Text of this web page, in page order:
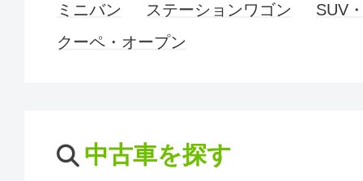
ミニバン
ステーションワゴン
SUV
クーペ・オープン
中古車を探す